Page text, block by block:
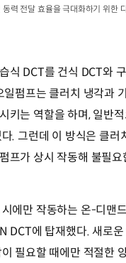
력 전달 효율을 극대화하기 위한
식 DCT를 건식 DCT와
펌프는 클러치 냉각과
키는 역할을 하며, 일반
. 그런데 이 방식은 클러
프가 상시 작동해 불필
에만 작동하는 온-디맨
DCT에 탑재했다. 새로
필요할 때에만 적절한